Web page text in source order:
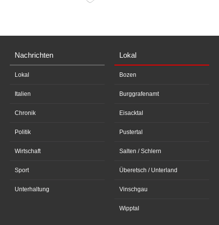
Nachrichten
Lokal
Italien
Chronik
Politik
Wirtschaft
Sport
Unterhaltung
Lokal
Bozen
Burggrafenamt
Eisacktal
Pustertal
Salten / Schlern
Überetsch / Unterland
Vinschgau
Wipptal